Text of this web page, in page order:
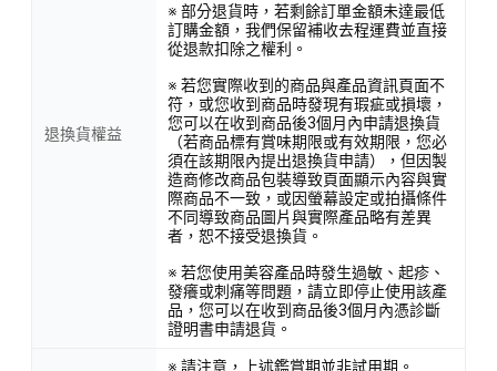
退換貨權益
※ 部分退貨時，若剩餘訂單金額未達最低
訂購金額，我們保留補收去程運費並直接
從退款扣除之權利。
※ 若您實際收到的商品與產品資訊頁面不
符，或您收到商品時發現有瑕疵或損壞，
您可以在收到商品後3個月內申請退換貨
（若商品標有賞味期限或有效期限，您必
須在該期限內提出退換貨申請），但因製
造商修改商品包裝導致頁面顯示內容與實
際商品不一致，或因螢幕設定或拍攝條件
不同導致商品圖片與實際產品略有差異
者，恕不接受退換貨。
※ 若您使用美容產品時發生過敏、起疹、
發癢或刺痛等問題，請立即停止使用該產
品，您可以在收到商品後3個月內憑診斷
證明書申請退貨。
※ 請注意，上述鑑賞期並非試用期。